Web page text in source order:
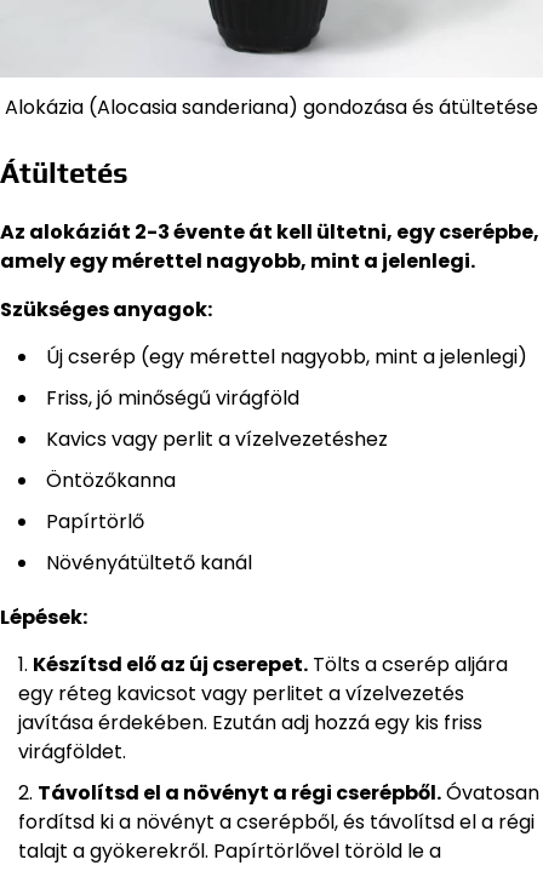
Alokázia (Alocasia sanderiana) gondozása és átültetése
Átültetés
Az alokáziát 2-3 évente át kell ültetni, egy cserépbe,
amely egy mérettel nagyobb, mint a jelenlegi.
Szükséges anyagok:
Új cserép (egy mérettel nagyobb, mint a jelenlegi)
Friss, jó minőségű virágföld
Kavics vagy perlit a vízelvezetéshez
Öntözőkanna
Papírtörlő
Növényátültető kanál
Lépések:
Készítsd elő az új cserepet. Tölts a cserép aljára
egy réteg kavicsot vagy perlitet a vízelvezetés
javítása érdekében. Ezután adj hozzá egy kis friss
virágföldet.
Távolítsd el a növényt a régi cserépből.Óvatosan
fordítsd ki a növényt a cserépből, és távolítsd el a régi
talajt a gyökerekről. Papírtörlővel töröld le a